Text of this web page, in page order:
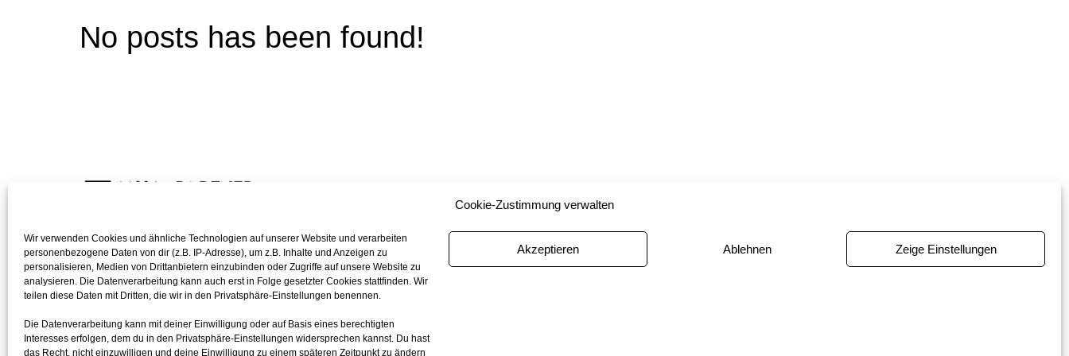
Cookie-Zustimmung verwalten
Wir verwenden Cookies und ähnliche Technologien auf unserer Website und verarbeiten
personenbezogene Daten von dir (z.B. IP-Adresse), um z.B. Inhalte und Anzeigen zu
personalisieren, Medien von Drittanbietern einzubinden oder Zugriffe auf unsere Website zu
analysieren. Die Datenverarbeitung kann auch erst in Folge gesetzter Cookies stattfinden. Wir
teilen diese Daten mit Dritten, die wir in den Privatsphäre-Einstellungen benennen.
Die Datenverarbeitung kann mit deiner Einwilligung oder auf Basis eines berechtigten
Interesses erfolgen, dem du in den Privatsphäre-Einstellungen widersprechen kannst. Du hast
das Recht, nicht einzuwilligen und deine Einwilligung zu einem späteren Zeitpunkt zu ändern
Akzeptieren Ablehnen Zeige Einstellungen
No posts has been found!